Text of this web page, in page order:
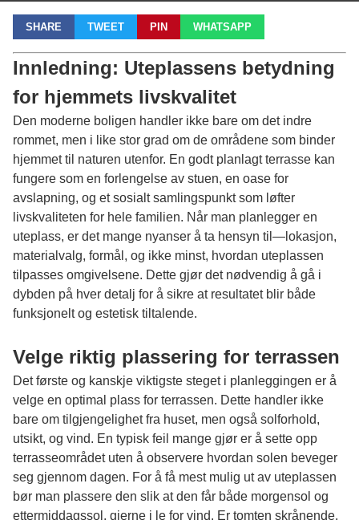
SHARE TWEET PIN WHATSAPP
Innledning: Uteplassens betydning
for hjemmets livskvalitet
Den moderne boligen handler ikke bare om det indre
rommet, men i like stor grad om de områdene som binder
hjemmet til naturen utenfor. En godt planlagt terrasse kan
fungere som en forlengelse av stuen, en oase for
avslapning, og et sosialt samlingspunkt som løfter
livskvaliteten for hele familien. Når man planlegger en
uteplass, er det mange nyanser å ta hensyn til—lokasjon,
materialvalg, formål, og ikke minst, hvordan uteplassen
tilpasses omgivelsene. Dette gjør det nødvendig å gå i
dybden på hver detalj for å sikre at resultatet blir både
funksjonelt og estetisk tiltalende.
Velge riktig plassering for terrassen
Det første og kanskje viktigste steget i planleggingen er å
velge en optimal plass for terrassen. Dette handler ikke
bare om tilgjengelighet fra huset, men også solforhold,
utsikt, og vind. En typisk feil mange gjør er å sette opp
terrasseområdet uten å observere hvordan solen beveger
seg gjennom dagen. For å få mest mulig ut av uteplassen
bør man plassere den slik at den får både morgensol og
ettermiddagssol, gjerne i le for vind. Er tomten skrånende,